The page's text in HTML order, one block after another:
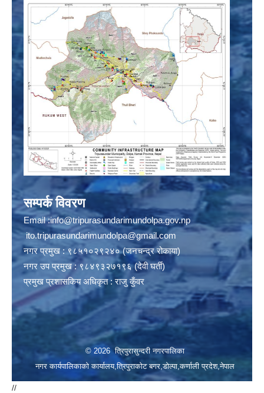
सम्पर्क विवरण
Email :info@tripurasundarimundolpa.gov.np
ito.tripurasundarimundolpa@gmail.com
नगर प्रमुख : ९८५१०२९२४० (जनचन्द्र रोकाया)
नगर उप प्रमुख : ९८४९३२७१९६ (देवी घर्ती)
प्रमुख प्रशासकिय अधिकृत : राजु कुँवर
© 2026 त्रिपुरासुन्दरी नगरपालिका
नगर कार्यपालिकाको कार्यालय,त्रिपुराकोट बगर,डोल्पा,कर्णाली प्रदेश,नेपाल
//